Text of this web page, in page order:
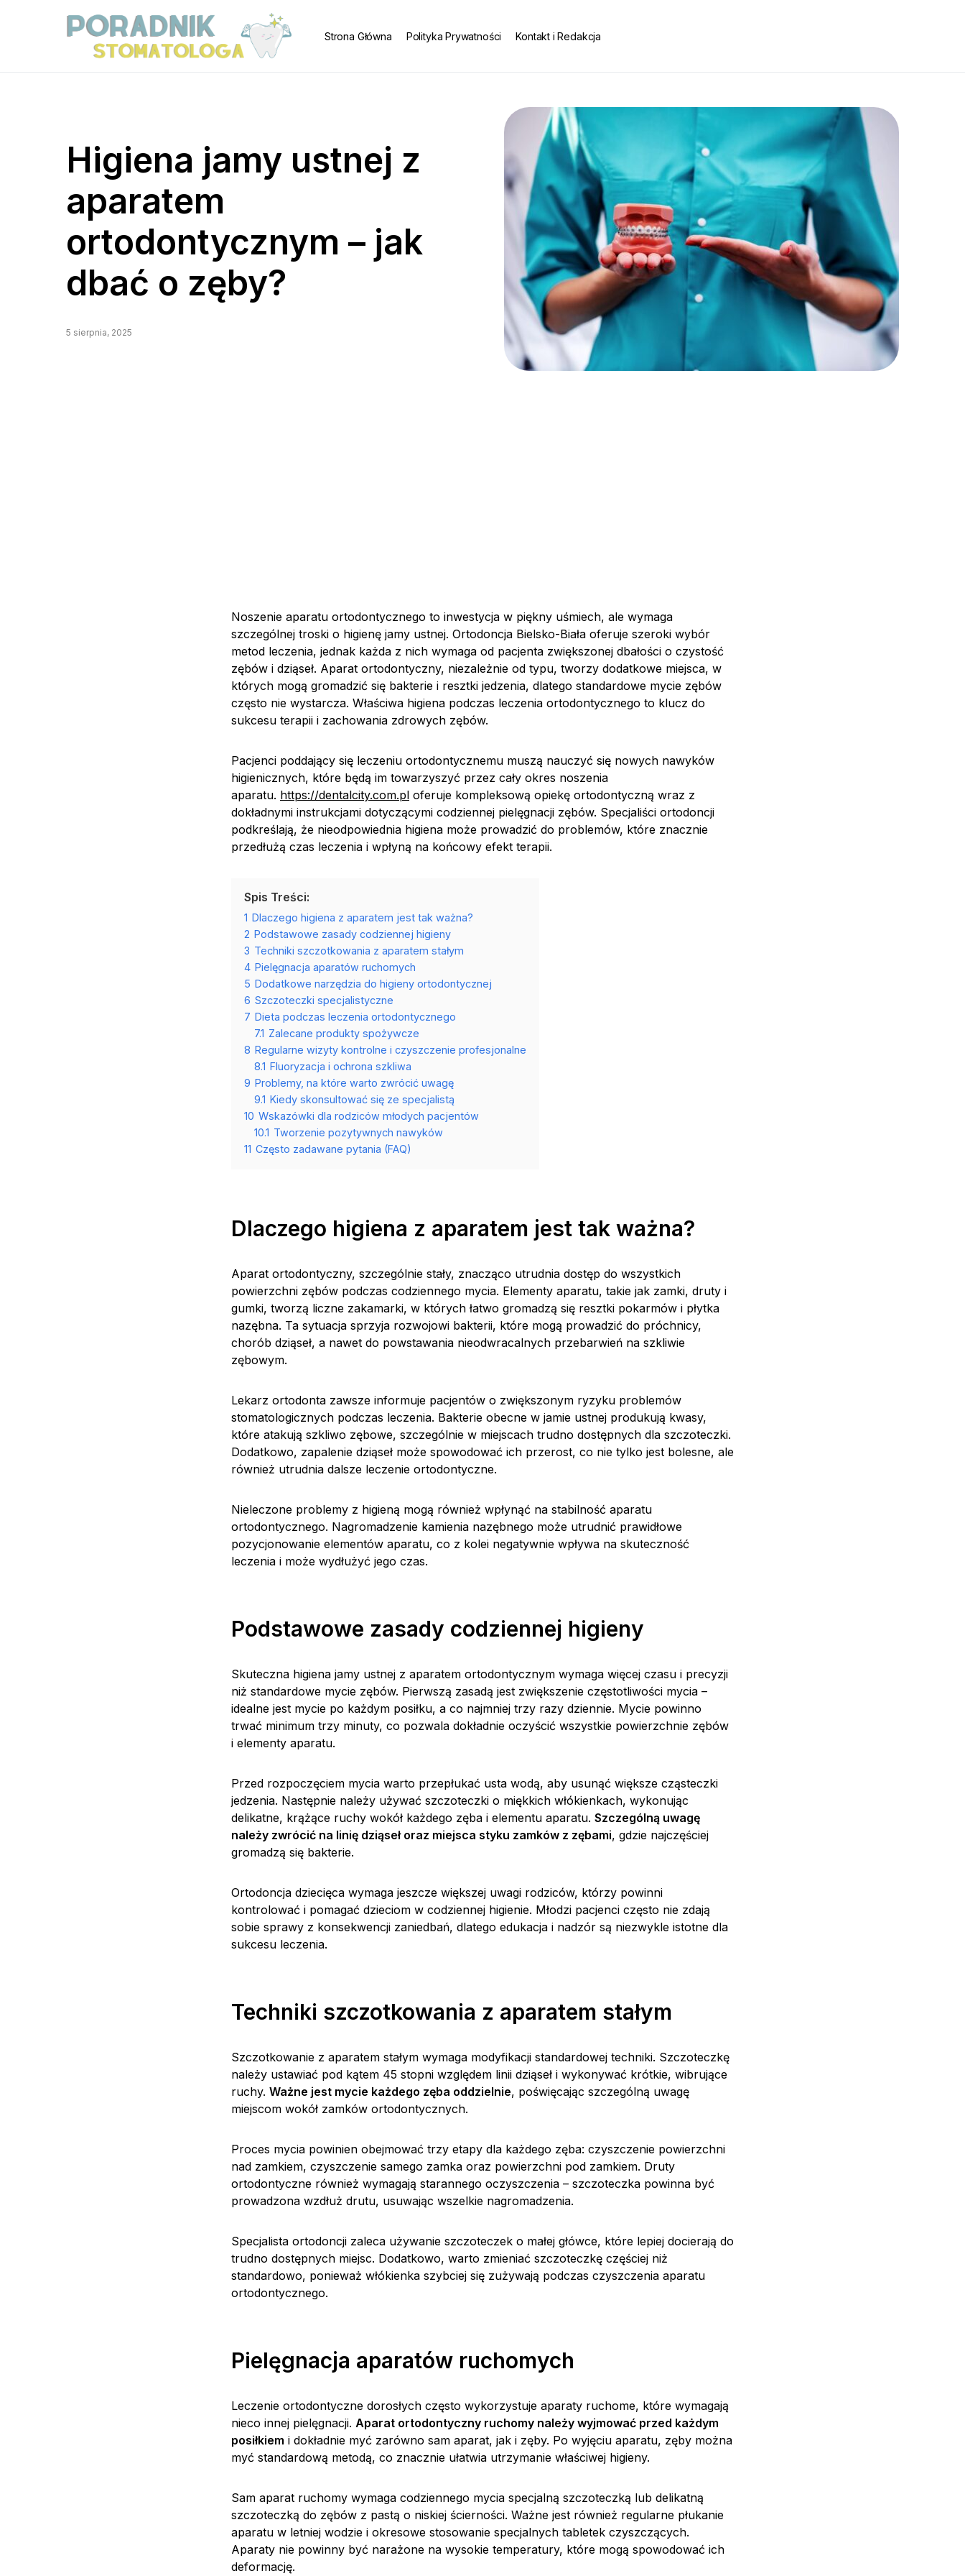
Strona Główna Polityka Prywatności Kontakt i Redakcja
Higiena jamy ustnej z
aparatem
ortodontycznym – jak
dbać o zęby?
5 sierpnia, 2025
Noszenie aparatu ortodontycznego to inwestycja w piękny uśmiech, ale wymaga
szczególnej troski o higienę jamy ustnej. Ortodoncja Bielsko-Biała oferuje szeroki wybór
metod leczenia, jednak każda z nich wymaga od pacjenta zwiększonej dbałości o czystość
zębów i dziąseł. Aparat ortodontyczny, niezależnie od typu, tworzy dodatkowe miejsca, w
których mogą gromadzić się bakterie i resztki jedzenia, dlatego standardowe mycie zębów
często nie wystarcza. Właściwa higiena podczas leczenia ortodontycznego to klucz do
sukcesu terapii i zachowania zdrowych zębów.
Pacjenci poddający się leczeniu ortodontycznemu muszą nauczyć się nowych nawyków
higienicznych, które będą im towarzyszyć przez cały okres noszenia
aparatu. https://dentalcity.com.pl oferuje kompleksową opiekę ortodontyczną wraz z
dokładnymi instrukcjami dotyczącymi codziennej pielęgnacji zębów. Specjaliści ortodoncji
podkreślają, że nieodpowiednia higiena może prowadzić do problemów, które znacznie
przedłużą czas leczenia i wpłyną na końcowy efekt terapii.
Spis Treści:
1 Dlaczego higiena z aparatem jest tak ważna?
2 Podstawowe zasady codziennej higieny
3 Techniki szczotkowania z aparatem stałym
4 Pielęgnacja aparatów ruchomych
5 Dodatkowe narzędzia do higieny ortodontycznej
6 Szczoteczki specjalistyczne
7 Dieta podczas leczenia ortodontycznego
7.1 Zalecane produkty spożywcze
8 Regularne wizyty kontrolne i czyszczenie profesjonalne
8.1 Fluoryzacja i ochrona szkliwa
9 Problemy, na które warto zwrócić uwagę
9.1 Kiedy skonsultować się ze specjalistą
10 Wskazówki dla rodziców młodych pacjentów
10.1 Tworzenie pozytywnych nawyków
11 Często zadawane pytania (FAQ)
Dlaczego higiena z aparatem jest tak ważna?
Aparat ortodontyczny, szczególnie stały, znacząco utrudnia dostęp do wszystkich
powierzchni zębów podczas codziennego mycia. Elementy aparatu, takie jak zamki, druty i
gumki, tworzą liczne zakamarki, w których łatwo gromadzą się resztki pokarmów i płytka
nazębna. Ta sytuacja sprzyja rozwojowi bakterii, które mogą prowadzić do próchnicy,
chorób dziąseł, a nawet do powstawania nieodwracalnych przebarwień na szkliwie
zębowym.
Lekarz ortodonta zawsze informuje pacjentów o zwiększonym ryzyku problemów
stomatologicznych podczas leczenia. Bakterie obecne w jamie ustnej produkują kwasy,
które atakują szkliwo zębowe, szczególnie w miejscach trudno dostępnych dla szczoteczki.
Dodatkowo, zapalenie dziąseł może spowodować ich przerost, co nie tylko jest bolesne, ale
również utrudnia dalsze leczenie ortodontyczne.
Nieleczone problemy z higieną mogą również wpłynąć na stabilność aparatu
ortodontycznego. Nagromadzenie kamienia nazębnego może utrudnić prawidłowe
pozycjonowanie elementów aparatu, co z kolei negatywnie wpływa na skuteczność
leczenia i może wydłużyć jego czas.
Podstawowe zasady codziennej higieny
Skuteczna higiena jamy ustnej z aparatem ortodontycznym wymaga więcej czasu i precyzji
niż standardowe mycie zębów. Pierwszą zasadą jest zwiększenie częstotliwości mycia –
idealne jest mycie po każdym posiłku, a co najmniej trzy razy dziennie. Mycie powinno
trwać minimum trzy minuty, co pozwala dokładnie oczyścić wszystkie powierzchnie zębów
i elementy aparatu.
Przed rozpoczęciem mycia warto przepłukać usta wodą, aby usunąć większe cząsteczki
jedzenia. Następnie należy używać szczoteczki o miękkich włókienkach, wykonując
delikatne, krążące ruchy wokół każdego zęba i elementu aparatu. Szczególną uwagę
należy zwrócić na linię dziąseł oraz miejsca styku zamków z zębami, gdzie najczęściej
gromadzą się bakterie.
Ortodoncja dziecięca wymaga jeszcze większej uwagi rodziców, którzy powinni
kontrolować i pomagać dzieciom w codziennej higienie. Młodzi pacjenci często nie zdają
sobie sprawy z konsekwencji zaniedbań, dlatego edukacja i nadzór są niezwykle istotne dla
sukcesu leczenia.
Techniki szczotkowania z aparatem stałym
Szczotkowanie z aparatem stałym wymaga modyfikacji standardowej techniki. Szczoteczkę
należy ustawiać pod kątem 45 stopni względem linii dziąseł i wykonywać krótkie, wibrujące
ruchy. Ważne jest mycie każdego zęba oddzielnie, poświęcając szczególną uwagę
miejscom wokół zamków ortodontycznych.
Proces mycia powinien obejmować trzy etapy dla każdego zęba: czyszczenie powierzchni
nad zamkiem, czyszczenie samego zamka oraz powierzchni pod zamkiem. Druty
ortodontyczne również wymagają starannego oczyszczenia – szczoteczka powinna być
prowadzona wzdłuż drutu, usuwając wszelkie nagromadzenia.
Specjalista ortodoncji zaleca używanie szczoteczek o małej główce, które lepiej docierają do
trudno dostępnych miejsc. Dodatkowo, warto zmieniać szczoteczkę częściej niż
standardowo, ponieważ włókienka szybciej się zużywają podczas czyszczenia aparatu
ortodontycznego.
Pielęgnacja aparatów ruchomych
Leczenie ortodontyczne dorosłych często wykorzystuje aparaty ruchome, które wymagają
nieco innej pielęgnacji. Aparat ortodontyczny ruchomy należy wyjmować przed każdym
posiłkiem i dokładnie myć zarówno sam aparat, jak i zęby. Po wyjęciu aparatu, zęby można
myć standardową metodą, co znacznie ułatwia utrzymanie właściwej higieny.
Sam aparat ruchomy wymaga codziennego mycia specjalną szczoteczką lub delikatną
szczoteczką do zębów z pastą o niskiej ścierności. Ważne jest również regularne płukanie
aparatu w letniej wodzie i okresowe stosowanie specjalnych tabletek czyszczących.
Aparaty nie powinny być narażone na wysokie temperatury, które mogą spowodować ich
deformację.